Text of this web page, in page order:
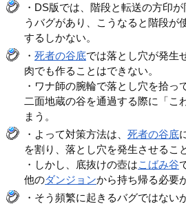
・DS版では、階段と転送の方印
うバグがあり、こうなると階段が
するしかない。
・死者の谷底では落とし穴が発生
肉でも作ることはできない。
・ワナ師の腕輪で落とし穴を拾っ
二面地蔵の谷を通過する際に「こ
まう。
・よって対策方法は、死者の谷底
を割り、落とし穴を発生させるこ
・しかし、底抜けの壺はこばみ谷
他のダンジョンから持ち帰る必要
・そう頻繁に起きるバグではない